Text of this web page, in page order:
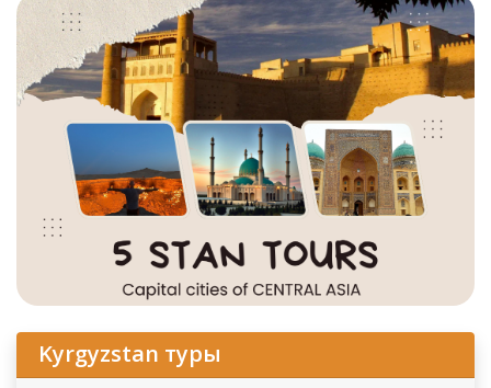
Kyrgyzstan туры